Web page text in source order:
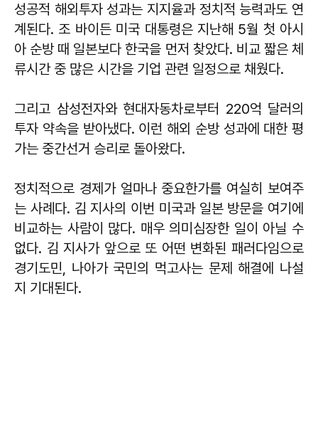
성공적 해외투자 성과는 지지율과 정치적 능력과도 연
계된다. 조 바이든 미국 대통령은 지난해 5월 첫 아시
아 순방 때 일본보다 한국을 먼저 찾았다. 비교 짧은 체
류시간 중 많은 시간을 기업 관련 일정으로 채웠다.
그리고 삼성전자와 현대자동차로부터 220억 달러의
투자 약속을 받아냈다. 이런 해외 순방 성과에 대한 평
가는 중간선거 승리로 돌아왔다.
정치적으로 경제가 얼마나 중요한가를 여실히 보여주
는 사례다. 김 지사의 이번 미국과 일본 방문을 여기에
비교하는 사람이 많다. 매우 의미심장한 일이 아닐 수
없다. 김 지사가 앞으로 또 어떤 변화된 패러다임으로
경기도민, 나아가 국민의 먹고사는 문제 해결에 나설
지 기대된다.